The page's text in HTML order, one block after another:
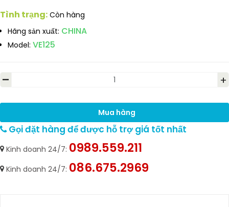
Tình trạng: Còn hàng
Hãng sản xuất: CHINA
Model: VE125
- +
Mua hàng
Gọi đặt hàng để được hỗ trợ giá tốt nhất
Kinh doanh 24/7: 0989.559.211
Kinh doanh 24/7: 086.675.2969